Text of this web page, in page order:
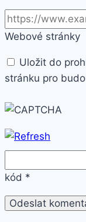
Webové stránky
Uložit do
stránku pro
kód *